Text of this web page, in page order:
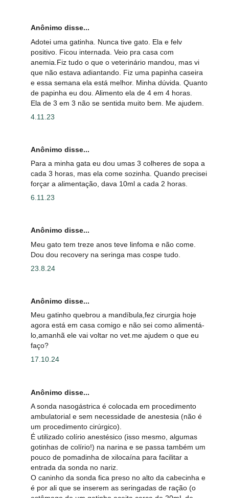
Anônimo disse...
Adotei uma gatinha. Nunca tive gato. Ela e felv
positivo. Ficou internada. Veio pra casa com
anemia.Fiz tudo o que o veterinário mandou, mas vi
que não estava adiantando. Fiz uma papinha caseira
e essa semana ela está melhor. Minha dúvida. Quanto
de papinha eu dou. Alimento ela de 4 em 4 horas.
Ela de 3 em 3 não se sentida muito bem. Me ajudem.
4.11.23
Anônimo disse...
Para a minha gata eu dou umas 3 colheres de sopa a
cada 3 horas, mas ela come sozinha. Quando precisei
forçar a alimentação, dava 10ml a cada 2 horas.
6.11.23
Anônimo disse...
Meu gato tem treze anos teve linfoma e não come.
Dou dou recovery na seringa mas cospe tudo.
23.8.24
Anônimo disse...
Meu gatinho quebrou a mandíbula,fez cirurgia hoje
agora está em casa comigo e não sei como alimentá-
lo,amanhã ele vai voltar no vet.me ajudem o que eu
faço?
17.10.24
Anônimo disse...
A sonda nasogástrica é colocada em procedimento
ambulatorial e sem necessidade de anestesia (não é
um procedimento cirúrgico).
É utilizado colírio anestésico (isso mesmo, algumas
gotinhas de colírio!) na narina e se passa também um
pouco de pomadinha de xilocaína para facilitar a
entrada da sonda no nariz.
O caninho da sonda fica preso no alto da cabecinha e
é por ali que se inserem as seringadas de ração (o